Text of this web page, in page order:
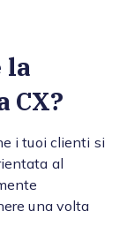
la
CX?
i tuoi clienti si
al
una volta